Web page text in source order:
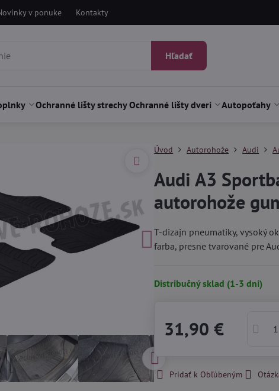
v ponuke Kontakty
Hľadať
Ochranné lišty strechyOchranné lišty dverí Autopoťahy
Úvod Autorohože Audi
Audi A3
autorohože
T-dizajn pneumatiky, vysoký
farba, presne tvarované pre
Distribučný sklad (1-3 dni)
31,90 €
Pridať k Obľúbeným